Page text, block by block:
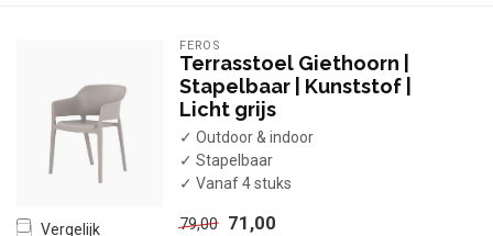
Vergelijk
FEROS
Terrasstoel Giethoorn |
Stapelbaar | Kunststof |
Licht grijs
✓ Outdoor & indoor
✓ Stapelbaar
✓ Vanaf 4 stuks
79,00 71,00